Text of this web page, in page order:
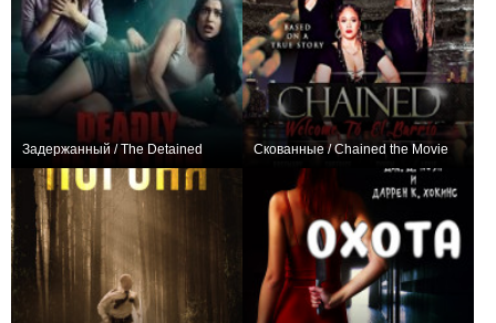
Задержанный / The Detained Скованные / Chained the Movie